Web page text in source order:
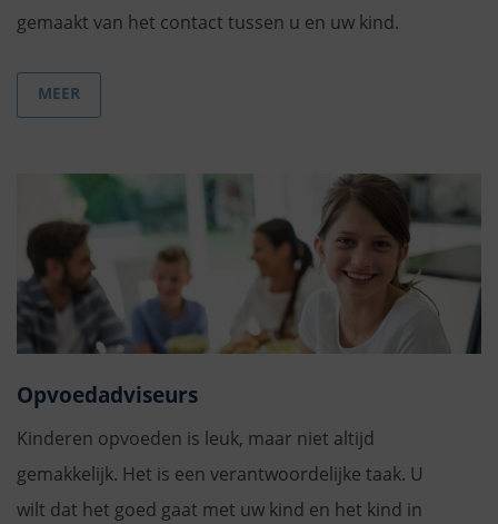
gemaakt van het contact tussen u en uw kind.
MEER
Opvoedadviseurs
Kinderen opvoeden is leuk, maar niet altijd
gemakkelijk. Het is een verantwoordelijke taak. U
wilt dat het goed gaat met uw kind en het kind in